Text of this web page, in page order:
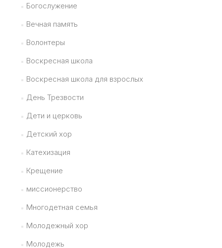
Богослужение
Вечная память
Волонтеры
Воскресная школа
Воскресная школа для взрослых
День Трезвости
Дети и церковь
Детский хор
Катехизация
Крещение
миссионерство
Многодетная семья
Молодежный хор
Молодежь